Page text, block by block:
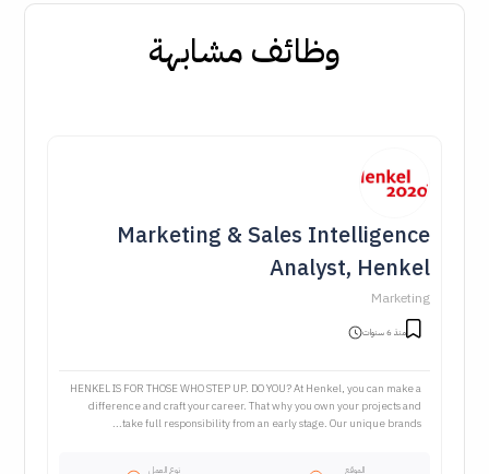
وظائف مشابهة
Marketing & Sales Intelligence
Analyst, Henkel
Marketing
منذ 6 سنوات
HENKEL IS FOR THOSE WHO STEP UP. DO YOU? At Henkel, you can make a
difference and craft your career. That why you own your projects and
take full responsibility from an early stage. Our unique brands...
الموقع نوع العمل